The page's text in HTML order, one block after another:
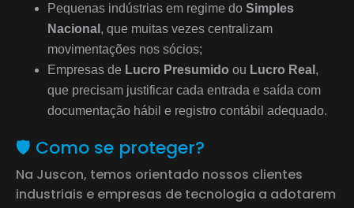
Pequenas indústrias em regime do Simples
Nacional , que muitas vezes centralizam
movimentações nos sócios;
Empresas de Lucro Presumido ou Lucro Real ,
que precisam justificar cada entrada e saída com
documentação hábil e registro contábil adequado.
🛡 Como se proteger?
Na Juscon, temos orientado nossos clientes
industriais e empresas de tecnologia a adotarem